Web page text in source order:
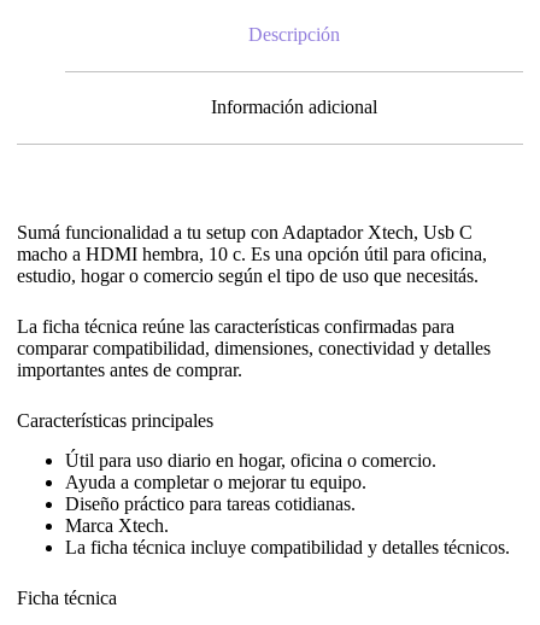
Descripción
Información adicional
Sumá funcionalidad a tu setup con Adaptador Xtech, Usb C
macho a HDMI hembra, 10 c. Es una opción útil para oficina,
estudio, hogar o comercio según el tipo de uso que necesitás.
La ficha técnica reúne las características confirmadas para
comparar compatibilidad, dimensiones, conectividad y detalles
importantes antes de comprar.
Características principales
Útil para uso diario en hogar, oficina o comercio.
Ayuda a completar o mejorar tu equipo.
Diseño práctico para tareas cotidianas.
Marca Xtech.
La ficha técnica incluye compatibilidad y detalles técnicos.
Ficha técnica